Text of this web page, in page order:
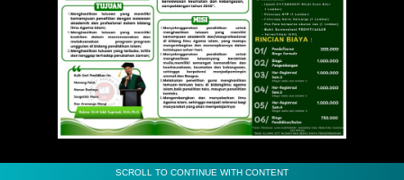
SCROLL TO CONTINUE WITH CONTENT